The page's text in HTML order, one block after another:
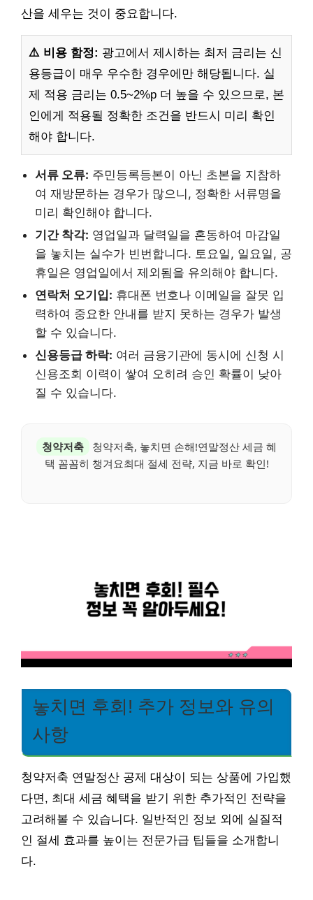
산을 세우는 것이 중요합니다.
⚠️ 비용 함정: 광고에서 제시하는 최저 금리는 신
용등급이 매우 우수한 경우에만 해당됩니다. 실
제 적용 금리는 0.5~2%p 더 높을 수 있으므로, 본
인에게 적용될 정확한 조건을 반드시 미리 확인
해야 합니다.
서류 오류: 주민등록등본이 아닌 초본을 지참하
여 재방문하는 경우가 많으니, 정확한 서류명을
미리 확인해야 합니다.
기간 착각: 영업일과 달력일을 혼동하여 마감일
을 놓치는 실수가 빈번합니다. 토요일, 일요일, 공
휴일은 영업일에서 제외됨을 유의해야 합니다.
연락처 오기입: 휴대폰 번호나 이메일을 잘못 입
력하여 중요한 안내를 받지 못하는 경우가 발생
할 수 있습니다.
신용등급 하락: 여러 금융기관에 동시에 신청 시
신용조회 이력이 쌓여 오히려 승인 확률이 낮아
질 수 있습니다.
청약저축
청약저축, 놓치면 손해!연말정산 세금 혜
택 꼼꼼히 챙겨요최대 절세 전략, 지금 바로 확인!
놓치면 후회! 추가 정보와 유의
사항
청약저축 연말정산 공제 대상이 되는 상품에 가입했
다면, 최대 세금 혜택을 받기 위한 추가적인 전략을
고려해볼 수 있습니다. 일반적인 정보 외에 실질적
인 절세 효과를 높이는 전문가급 팁들을 소개합니
다.